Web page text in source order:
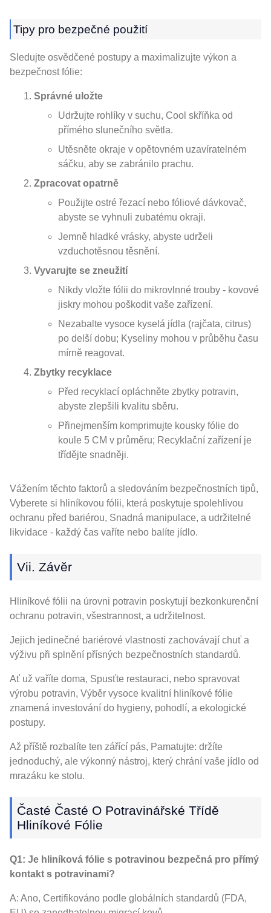
Tipy pro bezpečné použití
Sledujte osvědčené postupy a maximalizujte výkon a
bezpečnost fólie:
Správné uložte
Udržujte rohlíky v suchu, Cool skříňka od
přímého slunečního světla.
Utěsněte okraje v opětovném uzavíratelném
sáčku, aby se zabránilo prachu.
Zpracovat opatrně
Použijte ostré řezací nebo fóliové dávkovač,
abyste se vyhnuli zubatému okraji.
Jemně hladké vrásky, abyste udrželi
vzduchotěsnou těsnění.
Vyvarujte se zneužití
Nikdy vložte fólii do mikrovlnné trouby - kovové
jiskry mohou poškodit vaše zařízení.
Nezabalte vysoce kyselá jídla (rajčata, citrus)
po delší dobu; Kyseliny mohou v průběhu času
mírně reagovat.
Zbytky recyklace
Před recyklací opláchněte zbytky potravin,
abyste zlepšili kvalitu sběru.
Přinejmenším komprimujte kousky fólie do
koule 5 CM v průměru; Recyklační zařízení je
třídějte snadněji.
Vážením těchto faktorů a sledováním bezpečnostních tipů,
Vyberete si hliníkovou fólii, která poskytuje spolehlivou
ochranu před bariérou, Snadná manipulace, a udržitelné
likvidace - každý čas vaříte nebo balíte jídlo.
Vii. Závěr
Hliníkové fólii na úrovni potravin poskytují bezkonkurenční
ochranu potravin, všestrannost, a udržitelnost.
Jejich jedinečné bariérové ​​vlastnosti zachovávají chuť a
výživu při splnění přísných bezpečnostních standardů.
Ať už vaříte doma, Spusťte restauraci, nebo spravovat
výrobu potravin, Výběr vysoce kvalitní hliníkové fólie
znamená investování do hygieny, pohodlí, a ekologické
postupy.
Až příště rozbalíte ten zářící pás, Pamatujte: držíte
jednoduchý, ale výkonný nástroj, který chrání vaše jídlo od
mrazáku ke stolu.
Časté Časté O Potravinářské Třídě
Hliníkové Fólie
Q1: Je hliníková fólie s potravinou bezpečná pro přímý
kontakt s potravinami?
A: Ano, Certifikováno podle globálních standardů (FDA,